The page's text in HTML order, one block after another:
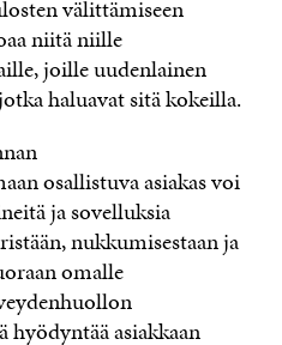
välittämiseen
niitä niille
joille uudenlainen
haluavat sitä kokeilla.
osallistuva asiakas voi
ja sovelluksia
nukkumisestaan ja
omalle
asiakkaan